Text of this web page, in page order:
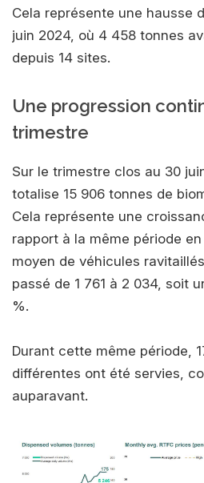
Cela représente une hausse
juin 2024, où 4 458 tonnes
depuis 14 sites.
Une progression
trimestre
Sur le trimestre clos au 30
totalise 15 906 tonnes de
Cela représente une
rapport à la même période
moyen de véhicules
passé de 1 761 à 2 034, soit
%.
Durant cette même période,
différentes ont été servies,
auparavant.